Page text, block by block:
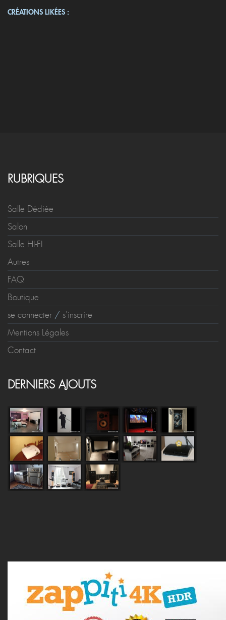
CRÉATIONS LIKÉES :
RUBRIQUES
Salle Dédiée
Salon
Salle HI-FI
Autres
FAQ
Boutique
se connecter / s'inscrire
Mentions Légales
Contact
DERNIERS AJOUTS